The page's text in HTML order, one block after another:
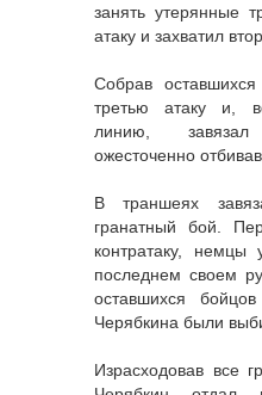
занять утерянные
атаку и захватил
Собрав
третью атаку и,
линию,
ожесточенно
В траншеях
гранатный бой.
контратаку, немцы
последнем своем
оставшихся
Черябкина были
Израсходовав все